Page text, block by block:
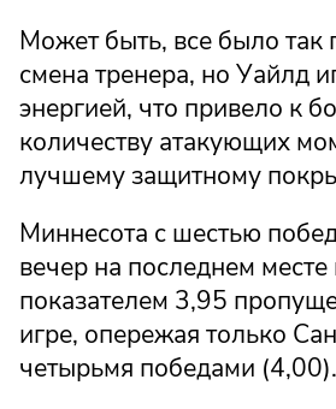
Может быть, все было так
смена тренера, но Уайлд
энергией, что привело к
количеству атакующих
лучшему защитному
Миннесота с шестью
вечер на последнем месте
показателем 3,95
игре, опережая только
четырьмя победами (4,00).